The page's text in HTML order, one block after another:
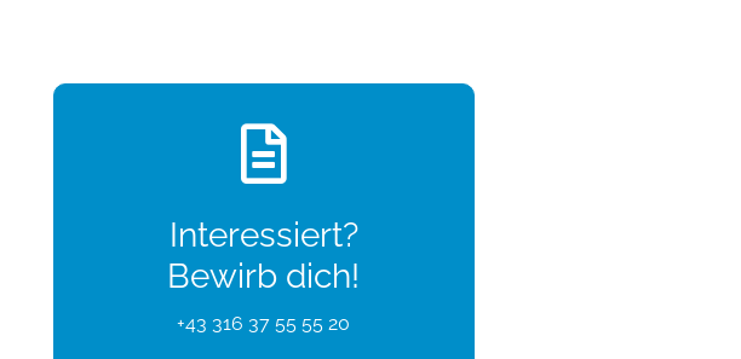
Interessiert?
Bewirb dich!
+43 316 37 55 55 20